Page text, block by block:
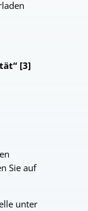
[3]
Sie auf
unter